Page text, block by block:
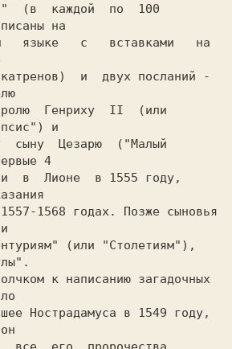
(в  каждой  по  100
на
языке   с   вставками   на
и  двух посланий -
Генриху  II  (или
и
сыну  Цезарю  ("Малый
4
в  Лионе  в 1555 году,
1568 годах. Позже сыновья
(или "Столетиям"),
к написанию загадочных
Нострадамуса в 1549 году,